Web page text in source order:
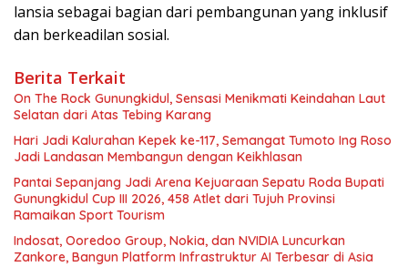
lansia sebagai bagian dari pembangunan yang inklusif
dan berkeadilan sosial.
Berita Terkait
On The Rock Gunungkidul, Sensasi Menikmati Keindahan Laut
Selatan dari Atas Tebing Karang
Hari Jadi Kalurahan Kepek ke-117, Semangat Tumoto Ing Roso
Jadi Landasan Membangun dengan Keikhlasan
Pantai Sepanjang Jadi Arena Kejuaraan Sepatu Roda Bupati
Gunungkidul Cup III 2026, 458 Atlet dari Tujuh Provinsi
Ramaikan Sport Tourism
Indosat, Ooredoo Group, Nokia, dan NVIDIA Luncurkan
Zankore, Bangun Platform Infrastruktur AI Terbesar di Asia